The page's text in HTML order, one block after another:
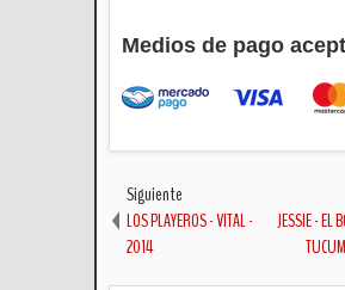
Medios de pago
Siguiente
LOS PLAYEROS - VITAL -
2014
JESSIE - EL